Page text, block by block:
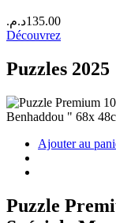
135.00د.م.
Découvrez
Puzzles 2025
Ajouter au
Puzzle